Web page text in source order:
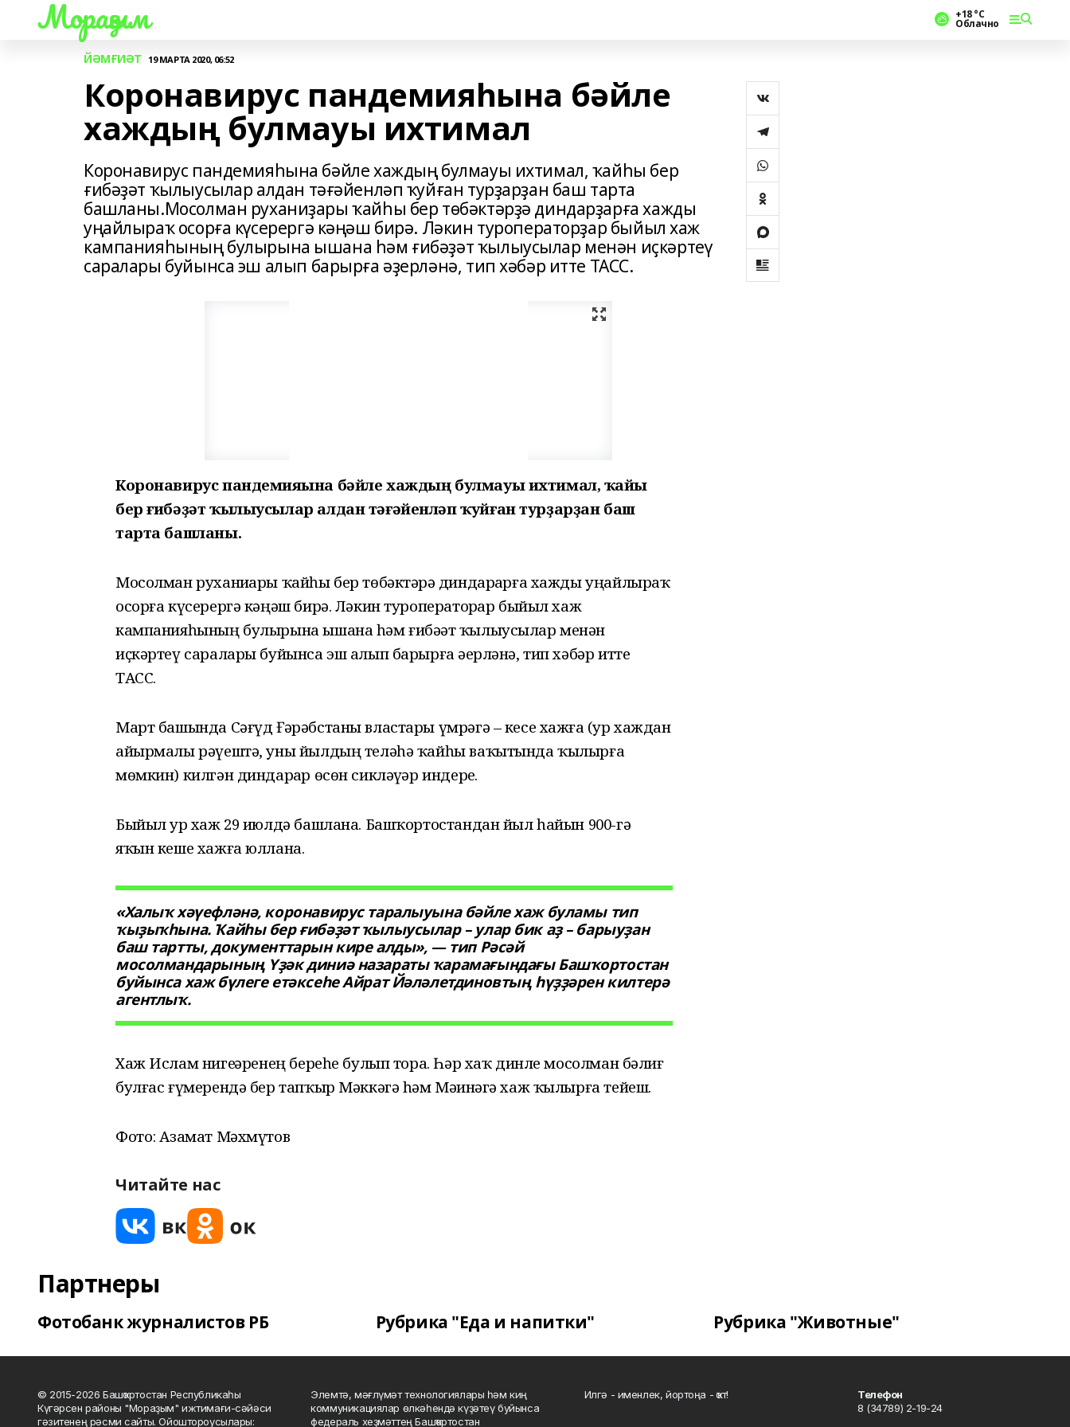
Мораҙым +18 °С
Облачно
ЙӘМҒИӘТ 19 МАРТА 2020, 06:52
Коронавирус пандемияһына бәйле
хаждың булмауы ихтимал
Коронавирус пандемияһына бәйле хаждың булмауы ихтимал, ҡайһы бер
ғибәҙәт ҡылыусылар алдан тәғәйенләп ҡуйған турҙарҙан баш тарта
башланы.Мосолман руханиҙары ҡайһы бер төбәктәрҙә диндарҙарға хажды
уңайлыраҡ осорға күсерергә кәңәш бирә. Ләкин туроператорҙар быйыл хаж
кампанияһының булырына ышана һәм ғибәҙәт ҡылыусылар менән иҫкәртеү
саралары буйынса эш алып барырға әҙерләнә, тип хәбәр итте ТАСС.
Коронавирус пандемияһына бәйле хаждың булмауы ихтимал, ҡайһы
бер ғибәҙәт ҡылыусылар алдан тәғәйенләп ҡуйған турҙарҙан баш
тарта башланы.
Мосолман руханиҙары ҡайһы бер төбәктәрҙә диндарҙарға хажды уңайлыраҡ
осорға күсерергә кәңәш бирә. Ләкин туроператорҙар быйыл хаж
кампанияһының булырына ышана һәм ғибәҙәт ҡылыусылар менән
иҫкәртеү саралары буйынса эш алып барырға әҙерләнә, тип хәбәр итте
ТАСС.
Март башында Сәғүд Ғәрәбстаны властары үмрәгә – кесе хажға (ҙур хаждан
айырмалы рәүештә, уны йылдың теләһә ҡайһы ваҡытында ҡылырға
мөмкин) килгән диндарҙар өсөн сикләүҙәр индерҙе.
Быйыл ҙур хаж 29 июлдә башлана. Башҡортостандан йыл һайын 900-гә
яҡын кеше хажға юллана.
«Халыҡ хәүефләнә, коронавирус таралыуына бәйле хаж буламы тип
ҡыҙыҡһына. Ҡайһы бер ғибәҙәт ҡылыусылар – улар бик аҙ – барыуҙан
баш тартты, документтарын кире алды», — тип Рәсәй
мосолмандарының Үҙәк диниә назараты ҡарамағындағы Башҡортостан
буйынса хаж бүлеге етәксеһе Айрат Йәләлетдиновтың һүҙҙәрен килтерә
агентлыҡ.
Хаж Ислам нигеҙҙәренең береһе булып тора. Һәр хаҡ динле мосолман бәлиғ
булғас ғүмерендә бер тапҡыр Мәккәгә һәм Мәҙинәгә хаж ҡылырға тейеш.
Фото: Азамат Мәхмүтов
Читайте нас
Партнеры
Фотобанк журналистов РБ Рубрика "Еда и напитки" Рубрика "Животные"
© 2015-2026 Башҡортостан Республикаһы
Күгәрсен районы "Мораҙым" ижтимағи-сәйәси
гәзитенең рәсми сайты. Ойоштороусылары:
Элемтә, мәғлүмәт технологиялары һәм киң
коммуникациялар өлкәһендә күҙәтеү буйынса
федераль хеҙмәттең Башҡортостан
Илгә - именлек, йортоңа - ҡот!
Телефон
8 (34789) 2-19-24